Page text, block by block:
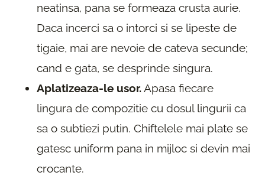
neatinsa, pana se formeaza crusta aurie.
Daca incerci sa o intorci si se lipeste de
tigaie, mai are nevoie de cateva secunde;
cand e gata, se desprinde singura.
Aplatizeaza-le usor.Apasa fiecare
lingura de compozitie cu dosul lingurii ca
sa o subtiezi putin. Chiftelele mai plate se
gatesc uniform pana in mijloc si devin mai
crocante.